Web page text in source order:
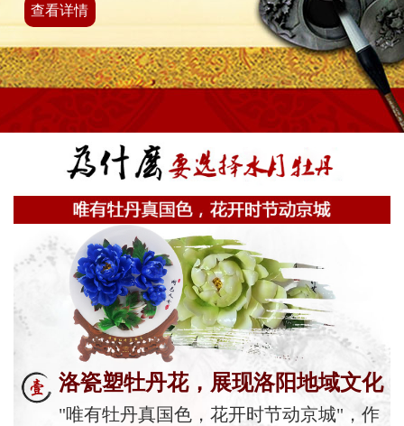
查看详情
洛瓷塑牡丹花，展现洛阳地域文化
"唯有牡丹真国色，花开时节动京城"，作